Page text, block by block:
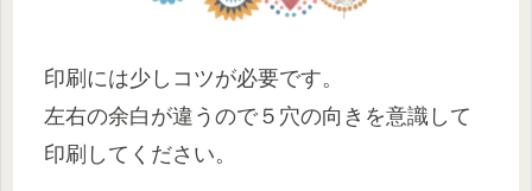
印刷には少しコツが必要です。
左右の余白が違うので５穴の向きを意識して
印刷してください。